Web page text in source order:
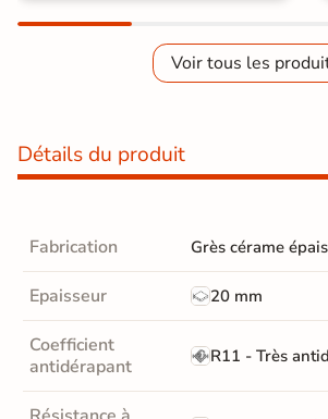
Voir tous les
Détails du produit
Fabrication Grès cérame
Epaisseur 20 mm
Coefficient
antidérapant
R11 - Très